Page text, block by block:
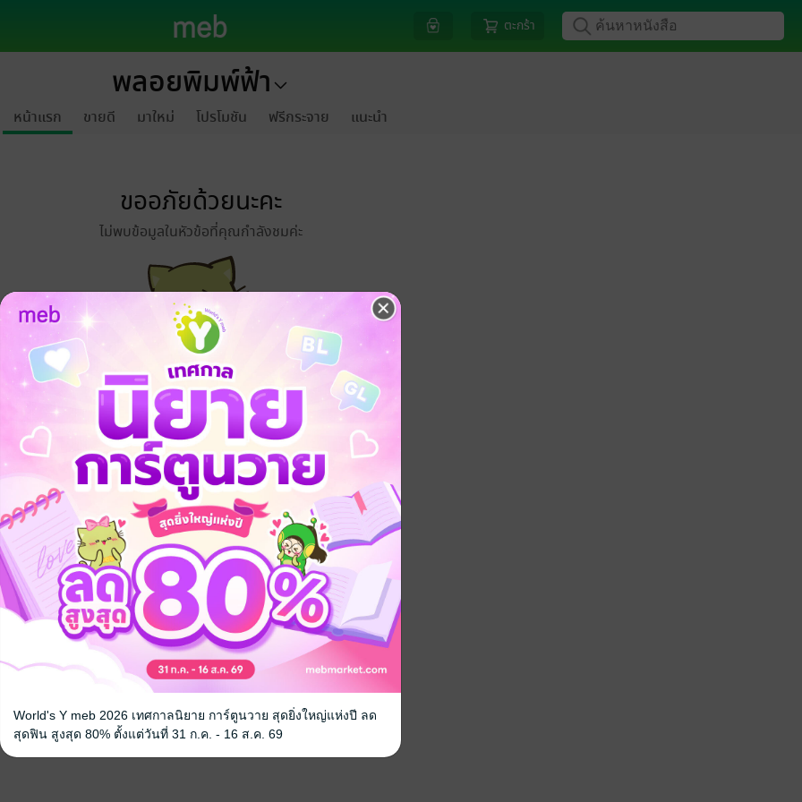
ตะกร้า
พลอยพิมพ์ฟ้า
หน้าแรก ขายดี มาใหม่ โปรโมชัน ฟรีกระจาย แนะนำ
ขออภัยด้วยนะคะ
ไม่พบข้อมูลในหัวข้อที่คุณกำลังชมค่ะ
World's Y meb 2026 เทศกาลนิยาย การ์ตูนวาย สุดยิ่งใหญ่แห่งปี ลด
สุดฟิน สูงสุด 80% ตั้งแต่วันที่ 31 ก.ค. - 16 ส.ค. 69